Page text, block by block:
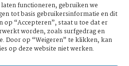
functioneren, gebruiken we
tot basis gebruikersinformatie en dit
op “Accepteren”, staat u toe dat er
worden, zoals surfgedrag en
Door op “Weigeren” te klikken, kan
op deze website niet werken.